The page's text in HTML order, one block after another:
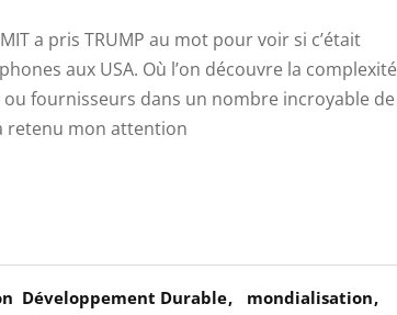
a pris TRUMP au mot pour voir si c’était
aux USA. Où l’on découvre la complexité
fournisseurs dans un nombre incroyable de
retenu mon attention
Développement Durable
mondialisation